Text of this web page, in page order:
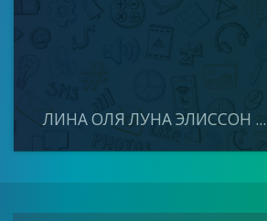
ЛИНА ОЛЯ ЛУНА ЭЛИССОН ...